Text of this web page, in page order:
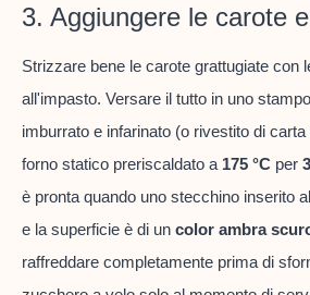
3. Aggiungere le carote
Strizzare bene le carote grattugiate con
all'impasto. Versare il tutto in uno
imburrato e infarinato (o rivestito di
forno statico preriscaldato a 175 °C per
è pronta quando uno stecchino inserito
e la superficie è di un color ambra
raffreddare completamente prima di